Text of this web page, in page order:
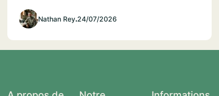
Nathan Rey.24/07/2026